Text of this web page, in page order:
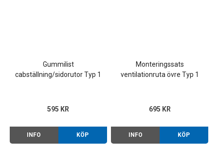
Gummilist
cabställning/sidorutor Typ 1
595 KR
INFO KÖP
Monteringssats
ventilationruta övre Typ 1
695 KR
INFO KÖP